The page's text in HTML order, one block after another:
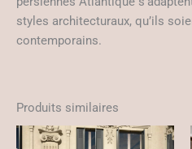
styles architecturaux, qu’ils
contemporains.
Produits similaires